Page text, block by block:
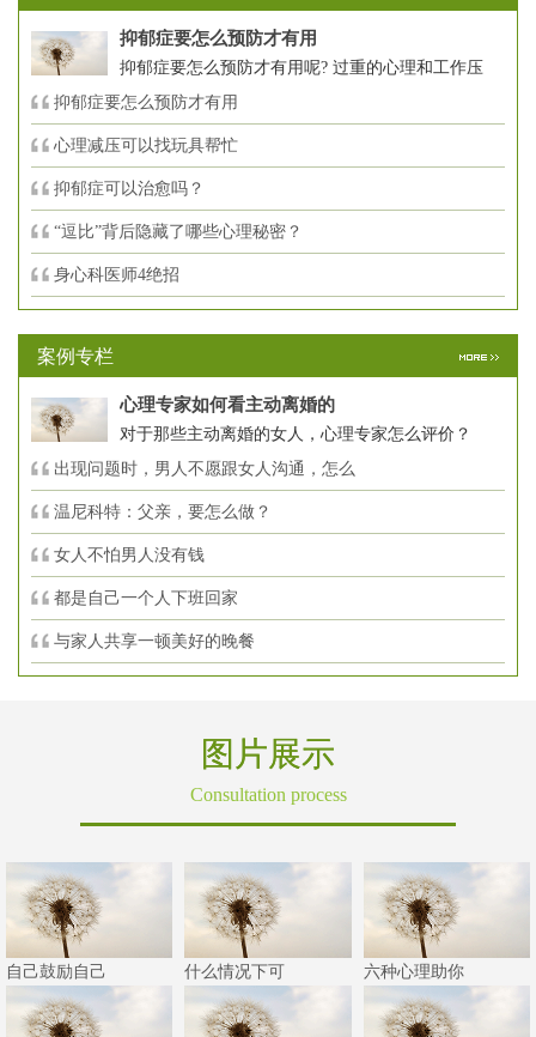
抑郁症要怎么预防才有用
抑郁症要怎么预防才有用呢? 过重的心理和工作压
抑郁症要怎么预防才有用
心理减压可以找玩具帮忙
抑郁症可以治愈吗？
“逗比”背后隐藏了哪些心理秘密？
身心科医师4绝招
案例专栏
心理专家如何看主动离婚的
对于那些主动离婚的女人，心理专家怎么评价？
出现问题时，男人不愿跟女人沟通，怎么
温尼科特：父亲，要怎么做？
女人不怕男人没有钱
都是自己一个人下班回家
与家人共享一顿美好的晚餐
图片展示
Consultation process
自己鼓励自己 什么情况下可 六种心理助你